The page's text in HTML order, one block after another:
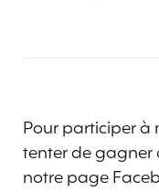
Pour participer à
tenter de gagner
notre page